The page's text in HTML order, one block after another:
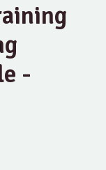
-